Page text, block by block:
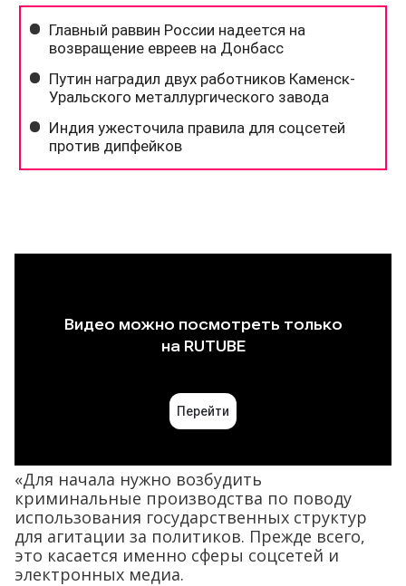
«Для начала нужно возбудить
криминальные производства по поводу
использования государственных структур
для агитации за политиков. Прежде всего,
это касается именно сферы соцсетей и
электронных медиа.